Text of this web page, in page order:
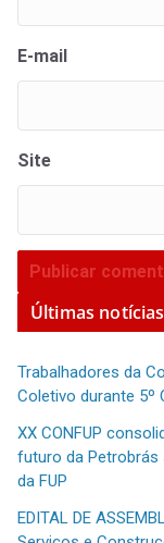
E-mail
Site
Últimas notícias
Trabalhadores da
Coletivo durante 5º
XX CONFUP
futuro da Petrobrás
da FUP
EDITAL DE